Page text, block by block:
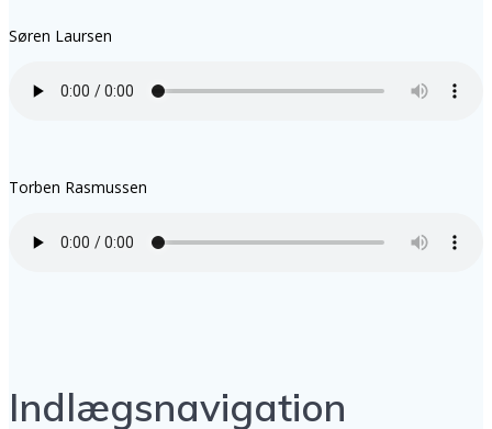
Søren Laursen
Torben Rasmussen
Indlægsnavigation